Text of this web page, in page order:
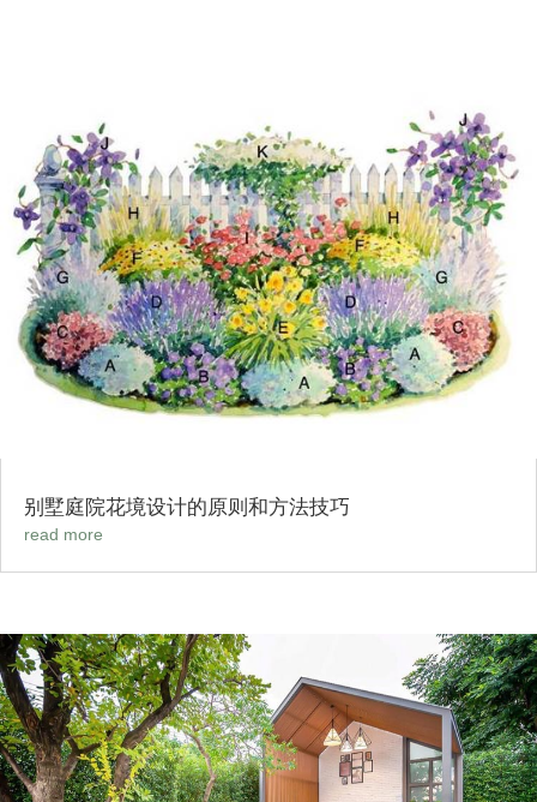
别墅庭院花境设计的原则和方法技巧
read more